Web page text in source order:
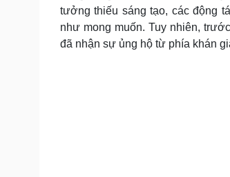
tưởng thiếu sáng tạo, các động
như mong muốn. Tuy nhiên,
đã nhận sự ủng hộ từ phía khán